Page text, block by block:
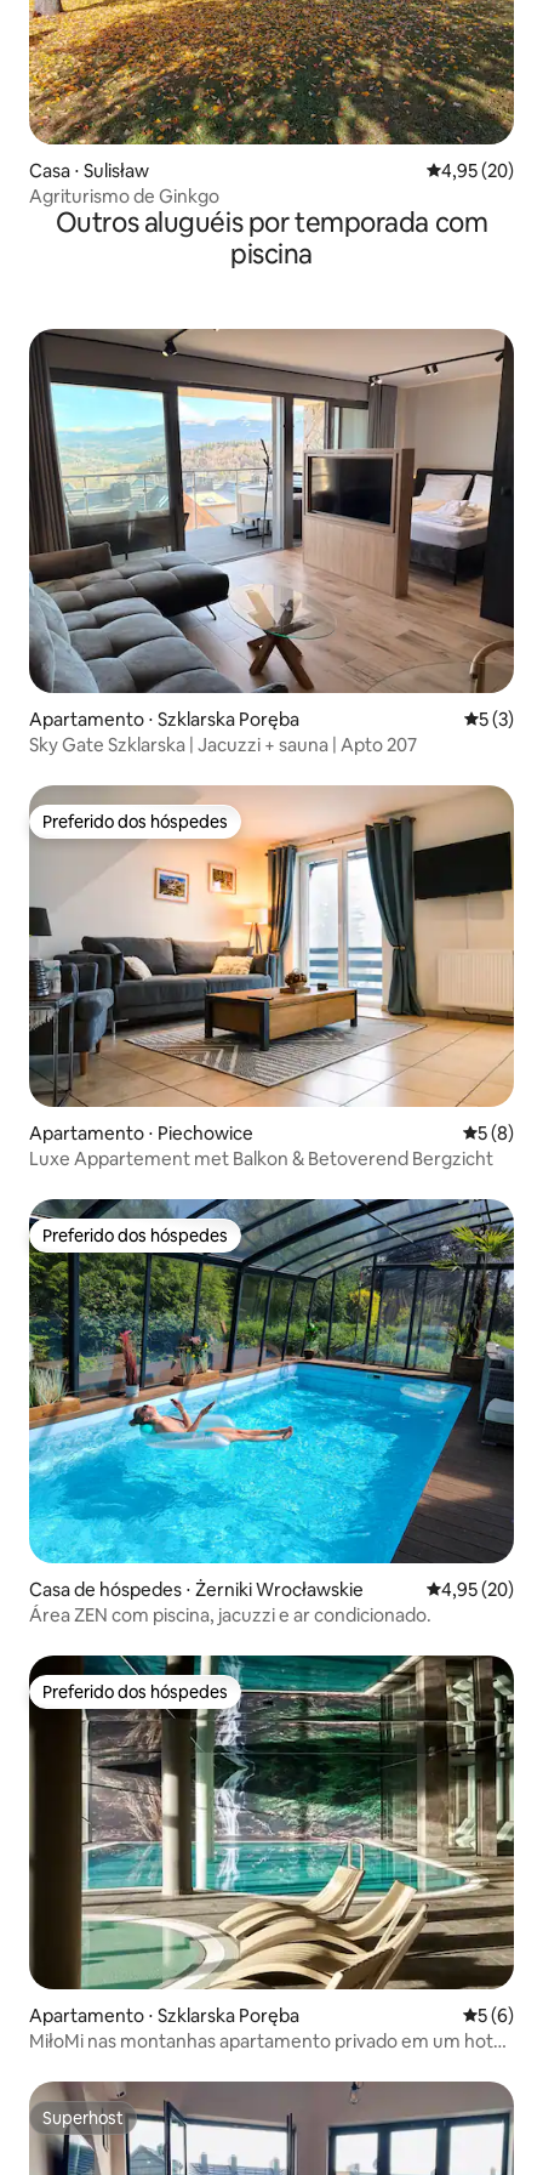
Casa ⋅ Sulisław 4,95 de uma
4,95 (20)
Agriturismo de Ginkgo
Outros aluguéis por temporada com
piscina
Apartamento ⋅ Szklarska Poręba 5 de
5 (3)
Sky Gate Szklarska | Jacuzzi + sauna | Apto 207
Preferido dos hóspedes
Preferido dos hóspedes
Apartamento ⋅ Piechowice 5 de
5 (8)
Luxe Appartement met Balkon & Betoverend Bergzicht
Preferido dos hóspedes
Preferido dos hóspedes
Casa de hóspedes ⋅ Żerniki Wrocławskie 4,95 de uma
4,95 (20)
Área ZEN com piscina, jacuzzi e ar condicionado.
Preferido dos hóspedes
Preferido dos hóspedes
Apartamento ⋅ Szklarska Poręba 5 de
5 (6)
MiłoMi nas montanhas apartamento privado em um hotel
Superhost
Superhost